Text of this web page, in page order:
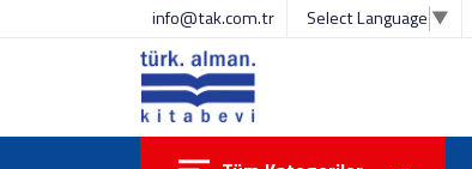
info@tak.com.tr Select Language ▼